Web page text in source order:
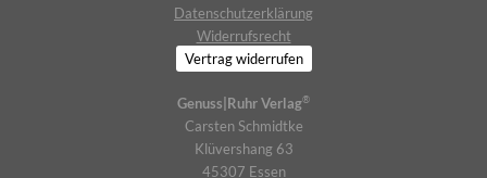
Datenschutzerklärung
Widerrufsrecht
Vertrag widerrufen
Genuss|Ruhr Verlag®
Carsten Schmidtke
Klüvershang 63
45307 Essen